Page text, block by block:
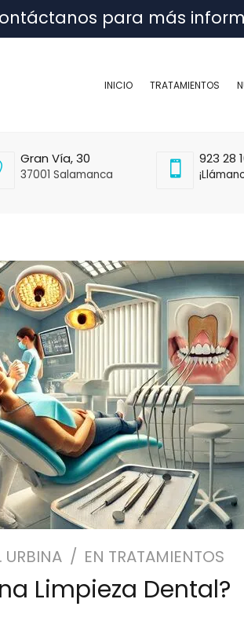
para más
INICIO TRATAMIENTOS
Gran Vía, 30
37001 Salamanca
923 28
URBINA EN TRATAMIENTOS
Limpieza Dental?